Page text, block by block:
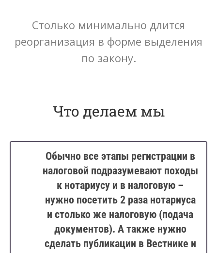
Столько минимально длится
реорганизация в форме выделения
по закону.
Что делаем мы
Обычно все этапы регистрации в
налоговой подразумевают походы
к нотариусу и в налоговую –
нужно посетить 2 раза нотариуса
и столько же налоговую (подача
документов). А также нужно
сделать публикации в Вестнике и